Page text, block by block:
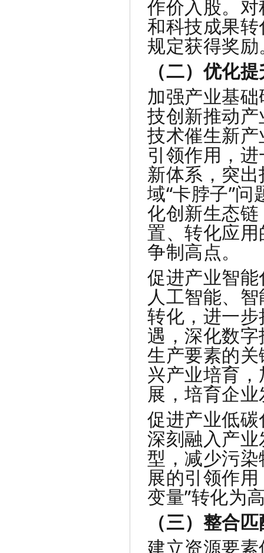
作价入股。
和科技成果
规定获得奖励
（二）优化
加强产业基
技创新推动
技术催生新
引领作用，
新体系，突
域“卡脖子”
化创新生态
置、转化应
争制高点。
促进产业智
人工智能、
转化，进一
遇，深化数
生产要素的
兴产业培育
展，培育企
促进产业低
深刻融入产
型，减少污
展的引领作
变量”转化为
（三）整合
建立资源要